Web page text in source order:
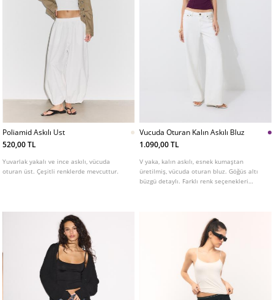
Poliamid Askılı Ust
520,00 TL
Yuvarlak yakalı ve ince askılı, vücuda
oturan üst. Çeşitli renklerde mevcuttur.
Vucuda Oturan Kalın Askılı Bluz
1.090,00 TL
V yaka, kalın askılı, esnek kumaştan
üretilmiş, vücuda oturan bluz. Göğüs altı
büzgü detaylı. Farklı renk seçenekleri